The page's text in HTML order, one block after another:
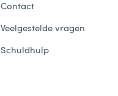
Contact
Veelgestelde vragen
Schuldhulp